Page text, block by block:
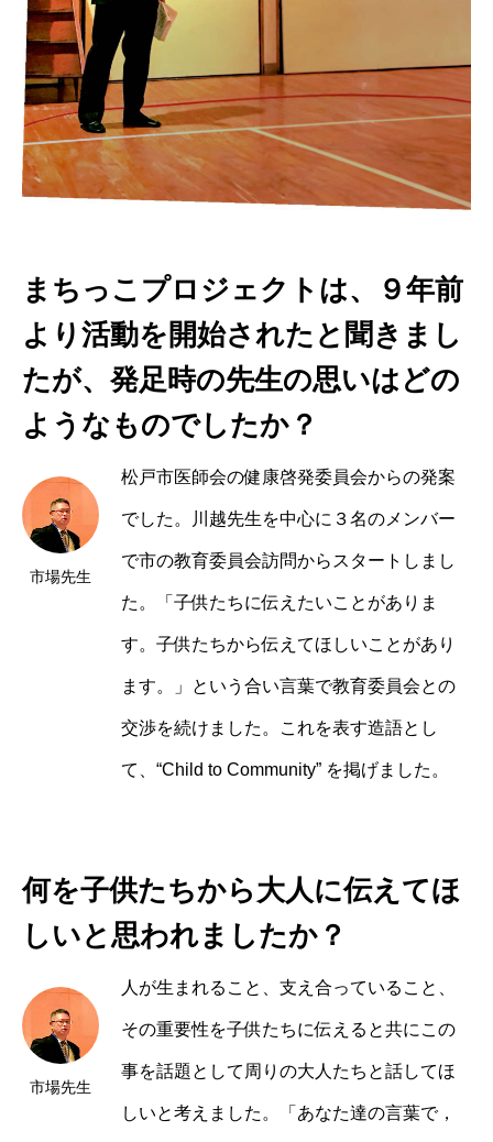
まちっこプロジェクトは、９年前
より活動を開始されたと聞きまし
たが、発足時の先生の思いはどの
ようなものでしたか？
市場
松戸市医師会の健康啓発委員会からの発案
でした。川越先生を中心に３名のメンバー
で市の教育委員会訪問からスタートしまし
た。「子供たちに伝えたいことがありま
す。子供たちから伝えてほしいことがあり
ます。」という合い言葉で教育委員会との
交渉を続けました。これを表す造語とし
て、“Child to Community” を掲げました。
何を子供たちから大人に伝えてほ
しいと思われましたか？
市場
人が生まれること、支え合っていること、
その重要性を子供たちに伝えると共にこの
事を話題として周りの大人たちと話してほ
しいと考えました。「あなた達の言葉で，